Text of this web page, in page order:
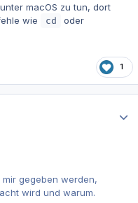
macOS zu tun, dort
wie
cd
oder
1
gegeben werden,
wird und warum.